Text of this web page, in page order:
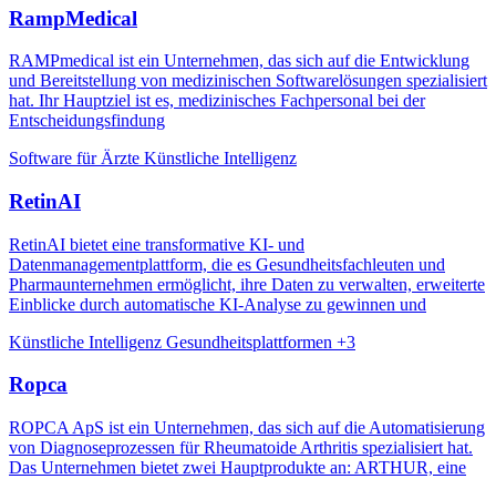
RampMedical
RAMPmedical ist ein Unternehmen, das sich auf die Entwicklung
und Bereitstellung von medizinischen Softwarelösungen spezialisiert
hat. Ihr Hauptziel ist es, medizinisches Fachpersonal bei der
Entscheidungsfindung
Software für Ärzte Künstliche Intelligenz
RetinAI
RetinAI bietet eine transformative KI- und
Datenmanagementplattform, die es Gesundheitsfachleuten und
Pharmaunternehmen ermöglicht, ihre Daten zu verwalten, erweiterte
Einblicke durch automatische KI-Analyse zu gewinnen und
Künstliche Intelligenz Gesundheitsplattformen +3
Ropca
ROPCA ApS ist ein Unternehmen, das sich auf die Automatisierung
von Diagnoseprozessen für Rheumatoide Arthritis spezialisiert hat.
Das Unternehmen bietet zwei Hauptprodukte an: ARTHUR, eine